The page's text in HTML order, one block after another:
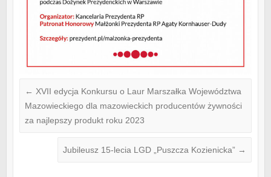
← XVII edycja Konkursu o Laur Marszałka Województwa
Mazowieckiego dla mazowieckich producentów żywności
za najlepszy produkt roku 2023
Jubileusz 15-lecia LGD „Puszcza Kozienicka” →